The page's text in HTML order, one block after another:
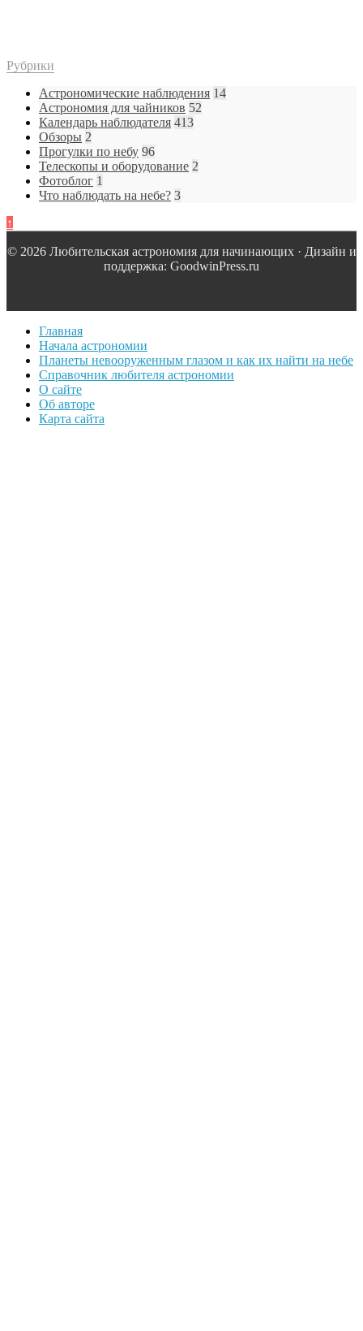
Рубрики
Астрономические наблюдения 14
Астрономия для чайников 52
Календарь наблюдателя 413
Обзоры 2
Прогулки по небу 96
Телескопы и оборудование 2
Фотоблог 1
Что наблюдать на небе? 3
↑
© 2026 Любительская астрономия для начинающих · Дизайн и
поддержка: GoodwinPress.ru
Главная
Начала астрономии
Планеты невооруженным глазом и как их найти на небе
Справочник любителя астрономии
О сайте
Об авторе
Карта сайта